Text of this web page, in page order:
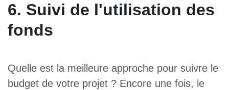
6. Suivi de l'utilisation des
fonds
Quelle est la meilleure approche pour suivre le
budget de votre projet ? Encore une fois, le